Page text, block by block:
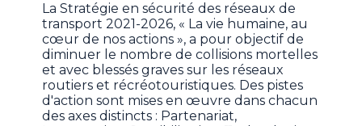
La Stratégie en sécurité des réseaux de
transport 2021-2026, « La vie humaine, au
cœur de nos actions », a pour objectif de
diminuer le nombre de collisions mortelles
et avec blessés graves sur les réseaux
routiers et récréotouristiques. Des pistes
d'action sont mises en œuvre dans chacun
des axes distincts : Partenariat,